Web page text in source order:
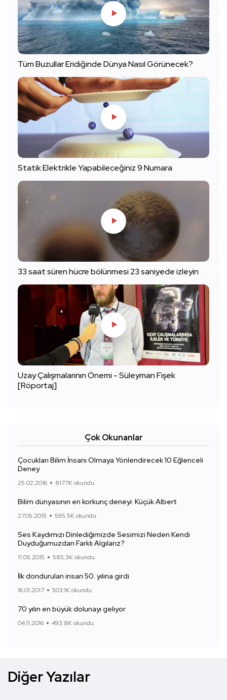
Tüm Buzullar Eridiğinde Dünya Nasıl Görünecek?
Statik Elektrikle Yapabileceğiniz 9 Numara
33 saat süren hücre bölünmesi 23 saniyede izleyin
Uzay Çalışmalarının Önemi - Süleyman Fişek
[Röportaj]
Çok Okunanlar
Çocukları Bilim İnsanı Olmaya Yönlendirecek 10 Eğlenceli
Deney
25.02.2016 817.7K okundu.
Bilim dünyasının en korkunç deneyi: Küçük Albert
27.05.2015 595.5K okundu.
Ses Kaydımızı Dinlediğimizde Sesimizi Neden Kendi
Duyduğumuzdan Farklı Algılarız?
11.05.2015 585.3K okundu.
İlk dondurulan insan 50. yılına girdi
16.01.2017 503.1K okundu.
70 yılın en büyük dolunayı geliyor
04.11.2016 493.8K okundu.
Diğer Yazılar